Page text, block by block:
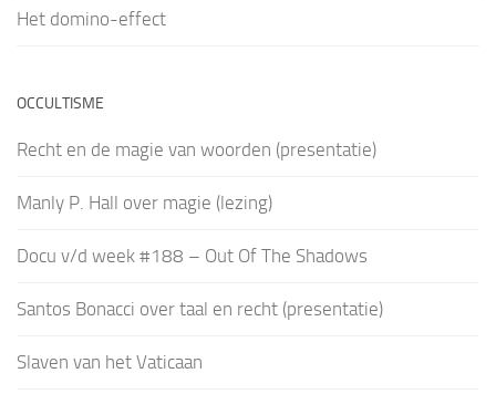
Het domino-effect
OCCULTISME
Recht en de magie van woorden (presentatie)
Manly P. Hall over magie (lezing)
Docu v/d week #188 – Out Of The Shadows
Santos Bonacci over taal en recht (presentatie)
Slaven van het Vaticaan